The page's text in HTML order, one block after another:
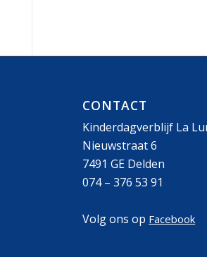
CONTACT
Kinderdagverblijf La
Nieuwstraat 6
7491 GE Delden
074 – 376 53 91
Volg ons op Facebook